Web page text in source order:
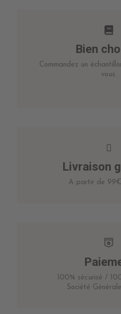
Bien
Commandez un
vous.
Livraison
A partir de 99€
100% sécurisé /
Société